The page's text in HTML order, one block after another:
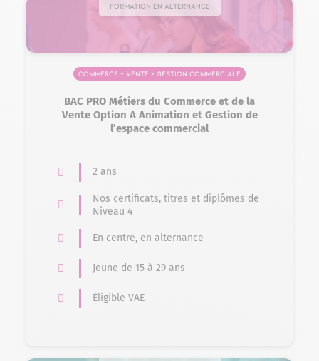
Formation en alternance
Commerce – Vente > Gestion commerciale
BAC PRO Métiers du Commerce et de la
Vente Option A Animation et Gestion de
l’espace commercial
2 ans
Nos certificats, titres et diplômes de
Niveau 4
En centre, en alternance
Jeune de 15 à 29 ans
Éligible VAE